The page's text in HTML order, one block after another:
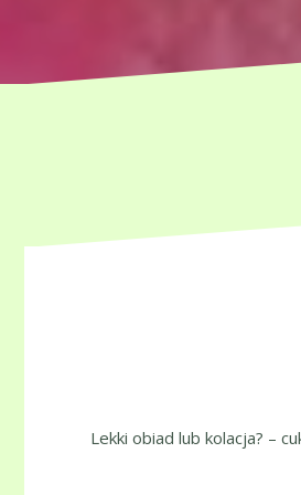
Lekki obiad lub kolacja? –